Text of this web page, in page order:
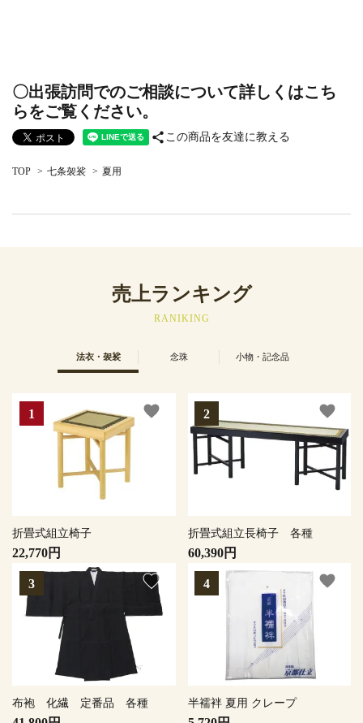
〇出張訪問でのご相談について詳しくはこち
らをご覧ください。
share この商品を友達に教える
TOP > 七条袈裟 > 夏用
売上ランキング
RANIKING
法衣・袈裟 念珠 小物・記念品
折畳式組立椅子
22,770円
favorite
折畳式組立長椅子 各種
60,390円
favorite
布袍 化繊 定番品 各種
favorite
半襦袢 夏用 クレープ
favorite